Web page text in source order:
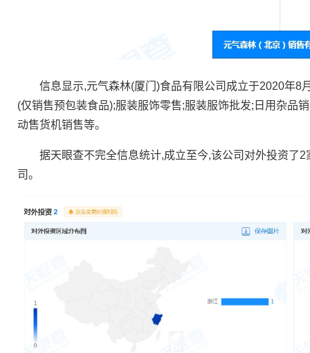
信息显示,元气森林(厦门)食品有限公司成立于2020年8
(仅销售预包装食品);服装服饰零售;服装服饰批发;日用杂品
动售货机销售等。
据天眼查不完全信息统计,成立至今,该公司对外投资了2
司。